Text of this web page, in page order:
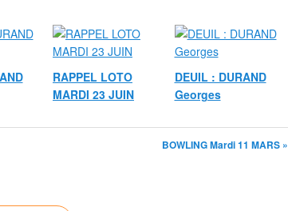
RAPPEL LOTO
MARDI 23 JUIN
DEUIL : DURAND
Georges
BOWLING Mardi 11 MARS »